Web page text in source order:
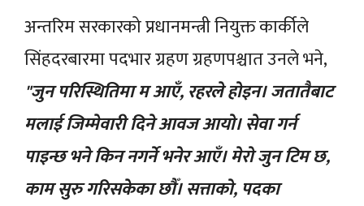
अन्तरिम सरकारको प्रधानमन्त्री नियुक्त कार्कीले
सिंहदरबारमा पदभार ग्रहण ग्रहणपश्चात उनले भने,
"जुन परिस्थितिमा म आएँ, रहरले होइन। जतातैबाट
मलाई जिम्मेवारी दिने आवज आयो। सेवा गर्न
पाइन्छ भने किन नगर्ने भनेर आएँ। मेरो जुन टिम छ,
काम सुरु गरिसकेका छौँ। सत्ताको, पदका